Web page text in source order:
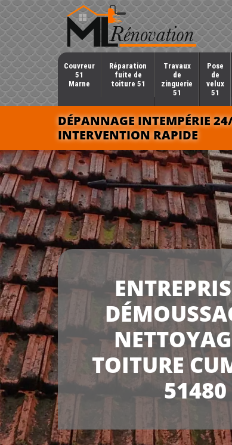
Couvreur
51
Marne
Réparation
fuite de
toiture 51
Travaux
de
zinguerie
51
Pose
de
velux
51
DÉPANNAGE INTEMPÉRIE
INTERVENTION RAPIDE
TOITURE
51480